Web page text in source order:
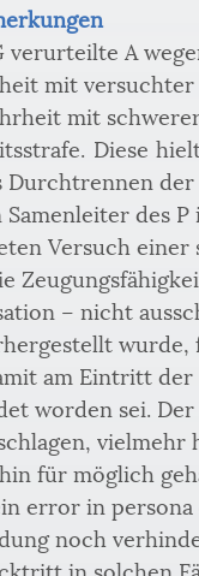
verurteilte A
mit
mit
Diese
Durchtrennen der
Samenleiter des
Versuch
– nicht
wurde,
am Eintritt
worden sei.
vielmehr
für möglich
error in
noch
in solchen